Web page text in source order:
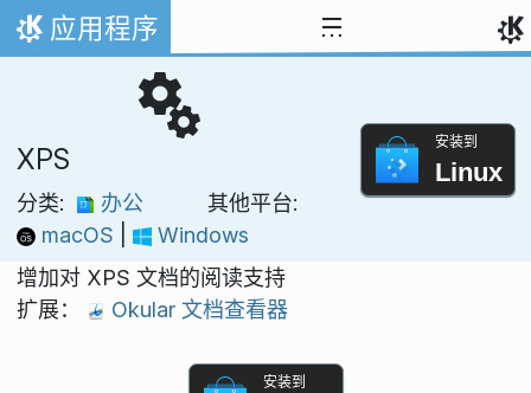
跳至内容
首页
应用程序
XPS
分类: 办公
其他平台:
macOS
Windows
安装到
Linux
增加对 XPS 文档的阅读支持
扩展：
Okular 文档查看器
安装到